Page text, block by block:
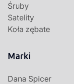
Śruby
Satelity
Koła zębate
Marki
Dana Spicer